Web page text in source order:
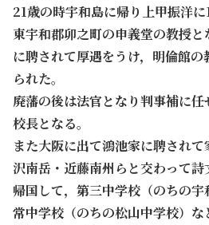
21歳の時宇和島に帰り上甲振洋に
東宇和郡卯之町の申義堂の教授
に聘されて厚遇をうけ，明倫館
られた。
廃藩の後は法官となり判事補に
校長となる。
また大阪に出て鴻池家に聘され
沢南岳・近藤南州らと交わって詩
帰国して，第三中学校（のちの
常中学校（のちの松山中学校）な